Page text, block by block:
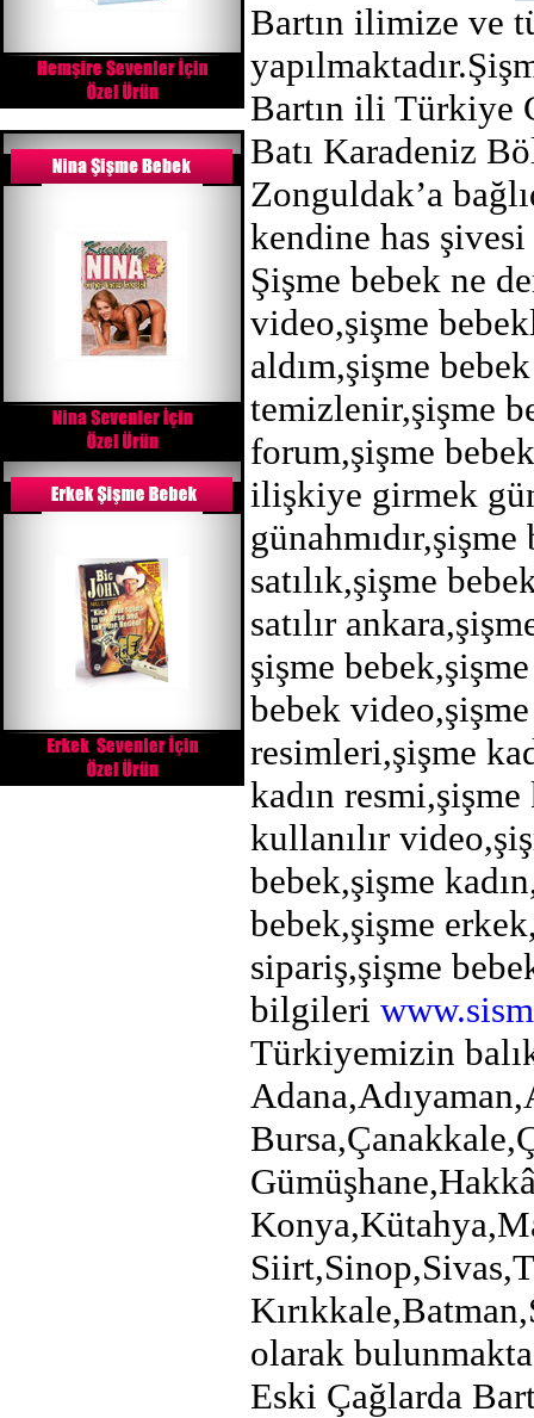
Bartın ilimize ve
Bartın ili Türkiye
Batı Karadeniz
Zonguldak’a
kendine has şivesi
Şişme bebek ne
video,şişme
aldım,şişme
temizlenir,şişme
forum,şişme
ilişkiye girmek
satılık,şişme
satılır
şişme
bebek
resimleri,şişme
kadın
kullanılır
bebek,şişme
bebek,şişme
sipariş,şişme
bilgileri
Türkiyemizin
olarak
Eski Çağlarda